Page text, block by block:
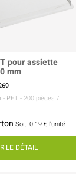
pour assiette
mm
- PET - 200 pièces /
Soit 0.19 € l'unité
LE DÉTAIL